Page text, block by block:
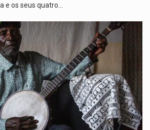
e os seus quatro…